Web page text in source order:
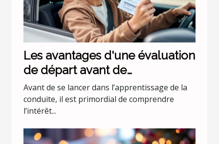
Les avantages d'une évaluation
de départ avant de
commencer les leçons de
conduite
Avant de se lancer dans l’apprentissage de la
conduite, il est primordial de comprendre
l’intérêt...